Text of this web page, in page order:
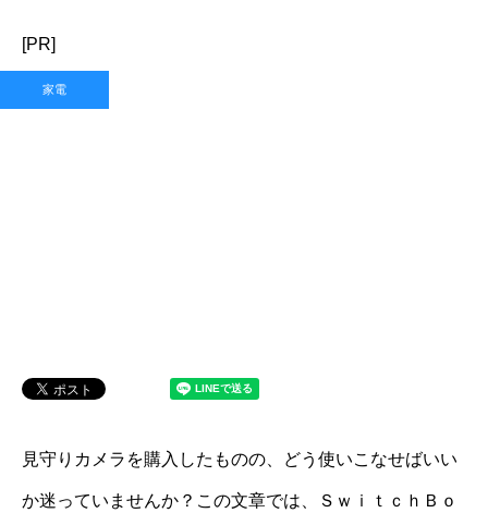
[PR]
家電
見守りカメラを購入したものの、どう使いこなせばいい
か迷っていませんか？この文章では、ＳｗｉｔｃｈＢｏ